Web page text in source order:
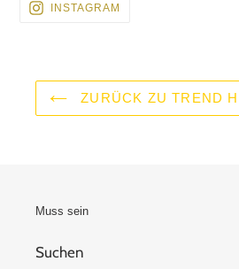
INSTAGRAM
ZURÜCK ZU TREND
Muss sein
Suchen